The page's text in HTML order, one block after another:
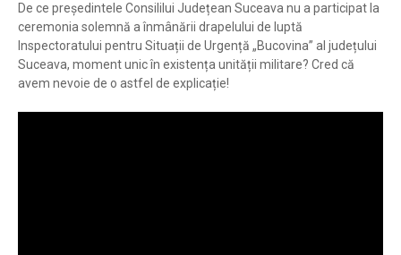
De ce președintele Consililui Județean Suceava nu a participat la
ceremonia solemnă a înmânării drapelului de luptă
Inspectoratului pentru Situații de Urgență „Bucovina” al județului
Suceava, moment unic în existența unității militare? Cred că
avem nevoie de o astfel de explicație!